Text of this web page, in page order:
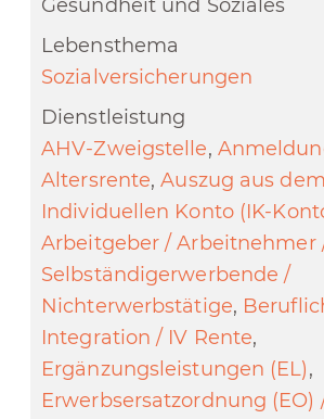
Gesundheit und Soziales
Sozialversicherungen
AHV-Zweigstelle,
Altersrente,Auszug aus dem
Individuellen Konto (IK-
Arbeitgeber / Arbeitnehmer
Selbständigerwerbende /
Nichterwerbstätige,
Integration / IV Rente,
Ergänzungsleistungen (EL),
Erwerbsersatzordnung (EO)